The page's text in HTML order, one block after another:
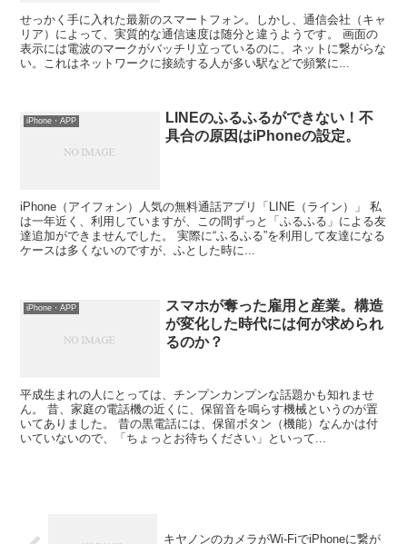
せっかく手に入れた最新のスマートフォン。しかし、通信会社（キャ
リア）によって、実質的な通信速度は随分と違うようです。 画面の
表示には電波のマークがバッチリ立っているのに、ネットに繋がらな
い。これはネットワークに接続する人が多い駅などで頻繁に...
iPhone・APP
LINEのふるふるができない！不
具合の原因はiPhoneの設定。
iPhone（アイフォン）人気の無料通話アプリ「LINE（ライン）」 私
は一年近く、利用していますが、この間ずっと「ふるふる」による友
達追加ができませんでした。 実際に“ふるふる”を利用して友達になる
ケースは多くないのですが、ふとした時に...
iPhone・APP
スマホが奪った雇用と産業。構造
が変化した時代には何が求められ
るのか？
平成生まれの人にとっては、チンプンカンプンな話題かも知れませ
ん。 昔、家庭の電話機の近くに、保留音を鳴らす機械というのが置
いてありました。 昔の黒電話には、保留ボタン（機能）なんかは付
いていないので、「ちょっとお待ちください」といって...
キヤノンのカメラがWi-FiでiPhoneに繋が